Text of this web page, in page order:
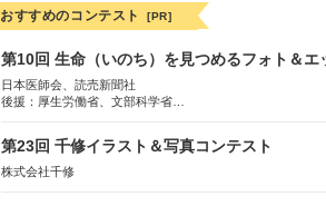
おすすめのコンテスト [PR]
第10回 生命（いのち）を見つめるフォト＆エ
日本医師会、読売新聞社
後援：厚生労働省、文部科学省
第23回 千修イラスト＆写真コンテスト
株式会社千修